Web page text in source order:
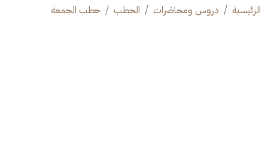
الرئيسية دروس ومحاضرات الخطب خطب الجمعة